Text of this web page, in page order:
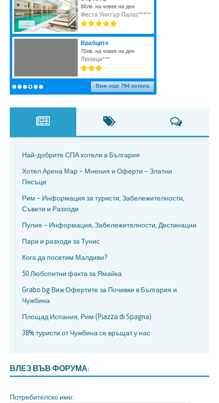
Най-добрите СПА хотели в България
Хотел Арена Мар – Мнения и Оферти – Златни
Пясъци
Рим – Информация за туристи, Забележителности,
Съвети и Разходи
Пулия – Информация, Забележителности, Дестинации
Пари и разходи за Тунис
Кога да посетим Малдиви?
50 Любопитни факта за Ямайка
Grabo.bg Виж Офертите за Почивки в България и
Чужбина
Площад Испания, Рим (Piazza di Spagna)
38% туристи от Чужбина се връщат у нас
ВЛЕЗ ВЪВ ФОРУМА:
Потребителско име: